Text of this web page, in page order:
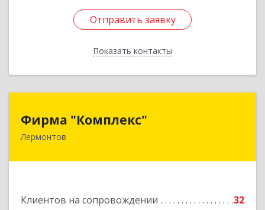
Отправить заявку
Показать контакты
Отправить заявку
Назад
Фирма "Комплекс"
Лермонтов
Клиентов на сопровождении
32
357348, Ставропольский край, Лермонтов г,